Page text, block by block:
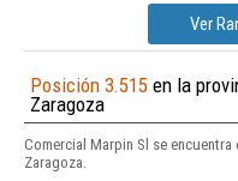
Ver
Posición 3.515 en la
Zaragoza
Comercial Marpin Sl se
Zaragoza.